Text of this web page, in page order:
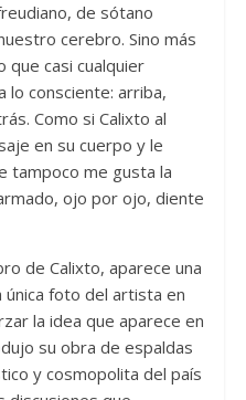
de sótano
cerebro. Sino más
que casi cualquier
lo consciente: arriba,
Como si Calixto al
en su cuerpo y le
tampoco me gusta la
ojo por ojo, diente
de Calixto, aparece una
única foto del artista en
la idea que aparece en
su obra de espaldas
y cosmopolita del país